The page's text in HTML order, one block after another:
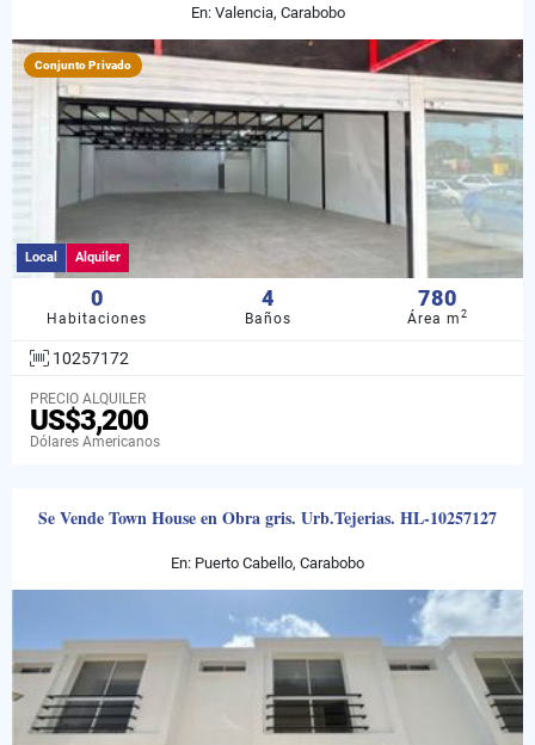
En: Valencia, Carabobo
Conjunto Privado
Local Alquiler
0
Habitaciones
4
Baños
780
Área m2
10257172
PRECIO ALQUILER
US$3,200
Dólares Americanos
Se Vende Town House en Obra gris. Urb.Tejerias. HL-10257127
En: Puerto Cabello, Carabobo